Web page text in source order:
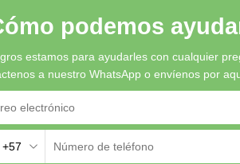
múltiples ciclos de riego y uso prolongado.
de forma progresiva.
podemos
estamos para ayudarles con cualquier
a nuestro WhatsApp o envíenos por
+57